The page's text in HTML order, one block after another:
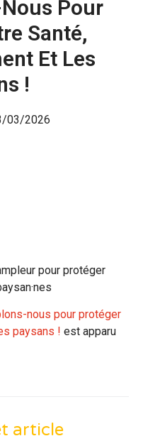
Pour
Santé,
Et Les
!
03/2026
pour protéger
nous pour protéger
paysans ! est apparu
article